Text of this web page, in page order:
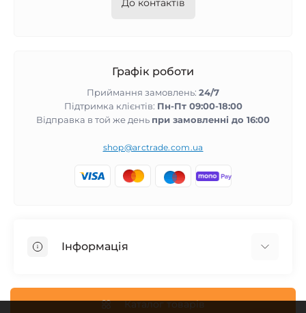
До контактів
Графік роботи
Приймання замовлень: 24/7
Підтримка клієнтів: Пн-Пт 09:00-18:00
Відправка в той же день при замовленні до 16:00
shop@arctrade.com.ua
Інформація
Співпраця з нами
Каталог товарів